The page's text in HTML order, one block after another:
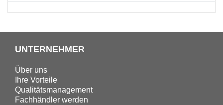
UNTERNEHMER
Über uns
Ihre Vorteile
Qualitätsmanagement
Fachhändler werden